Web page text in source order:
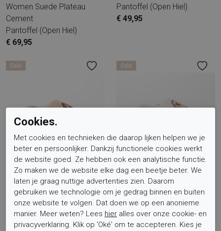
Women Suede Plateau
Cement
Pantoffel (open Hiel)
€ 69,95
Pantoffel (open Hiel)
€ 49,95
Sale
Mexx
House Shoes Munya Smile
Pantoffel (open Hiel)
€ 29,95 € 17,97
Sale
Mexx
House Shoes Munya Smile
Pantoffel (open Hiel)
€ 29,95 € 17,97
Cookies.
Met cookies en technieken die daarop lijken helpen we je
beter en persoonlijker. Dankzij functionele cookies werkt
de website goed. Ze hebben ook een analytische functie.
Zo maken we de website elke dag een beetje beter. We
laten je graag nuttige advertenties zien. Daarom
gebruiken we technologie om je gedrag binnen en buiten
onze website te volgen. Dat doen we op een anonieme
manier. Meer weten? Lees hier alles over onze cookie- en
privacyverklaring. Klik op 'Oké' om te accepteren. Kies je